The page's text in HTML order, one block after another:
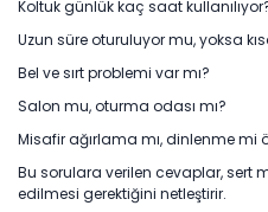
Koltuk günlük kaç saat
Uzun süre oturuluyor mu, yoksa
Bel ve sırt problemi var mı?
Salon mu, oturma odası mı?
Misafir ağırlama mı, dinlenme mi
Bu sorulara verilen cevaplar, sert
edilmesi gerektiğini netleştirir.